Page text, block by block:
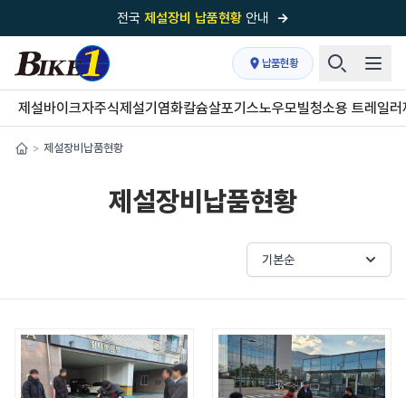
전국 제설장비 납품현황 안내 →
국내 1위 제설장비 제작 전문업체 (주)바이크원
제설 현장의 정답!다목적 차량의 표준!
전국제설장비 납품현황안내→
전국이 선택한제설·다목적 장비 전문기업
납품현황
제설바이크자주식제설기 염화칼슘살포기 스노우모빌청소용 트레일러
> 제설장비납품현황
제설장비납품현황
기본순